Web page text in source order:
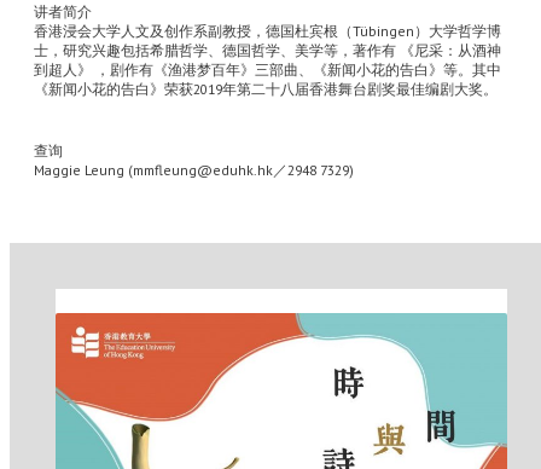
讲者简介
香港浸会大学人文及创作系副教授，德国杜宾根（Tübingen）大学哲学博
士，研究兴趣包括希腊哲学、德国哲学、美学等，著作有 《尼采：从酒神
到超人》 ，剧作有《渔港梦百年》三部曲、《新闻小花的告白》等。其中
《新闻小花的告白》荣获2019年第二十八届香港舞台剧奖最佳编剧大奖。
查询
Maggie Leung (mmfleung@eduhk.hk／2948 7329)